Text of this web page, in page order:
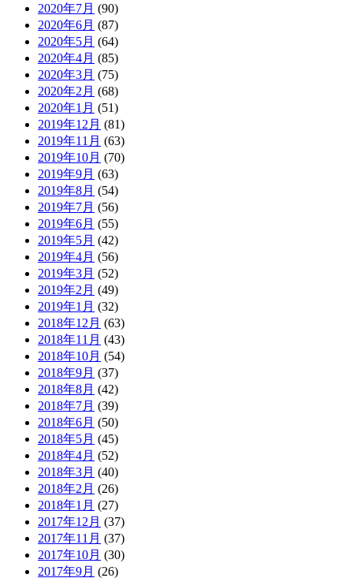
2020年7月 (90)
2020年6月 (87)
2020年5月 (64)
2020年4月 (85)
2020年3月 (75)
2020年2月 (68)
2020年1月 (51)
2019年12月 (81)
2019年11月 (63)
2019年10月 (70)
2019年9月 (63)
2019年8月 (54)
2019年7月 (56)
2019年6月 (55)
2019年5月 (42)
2019年4月 (56)
2019年3月 (52)
2019年2月 (49)
2019年1月 (32)
2018年12月 (63)
2018年11月 (43)
2018年10月 (54)
2018年9月 (37)
2018年8月 (42)
2018年7月 (39)
2018年6月 (50)
2018年5月 (45)
2018年4月 (52)
2018年3月 (40)
2018年2月 (26)
2018年1月 (27)
2017年12月 (37)
2017年11月 (37)
2017年10月 (30)
2017年9月 (26)